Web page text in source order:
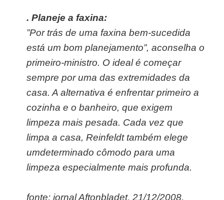
. Planeje a faxina:
”Por trás de uma faxina bem-sucedida
está um bom planejamento”, aconselha o
primeiro-ministro. O ideal é começar
sempre por uma das extremidades da
casa. A alternativa é enfrentar primeiro a
cozinha e o banheiro, que exigem
limpeza mais pesada. Cada vez que
limpa a casa, Reinfeldt também elege
umdeterminado cômodo para uma
limpeza especialmente mais profunda.
fonte: jornal Aftonbladet, 21/12/2008,